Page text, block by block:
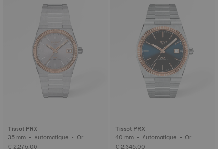
Tissot PRX
35 mm • Automatique • Or
€ 2.275,00
Tissot PRX
40 mm • Automatique • Or
€ 2.345,00